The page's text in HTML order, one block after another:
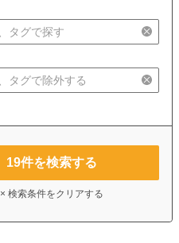
19件を検索する
× 検索条件をクリアする